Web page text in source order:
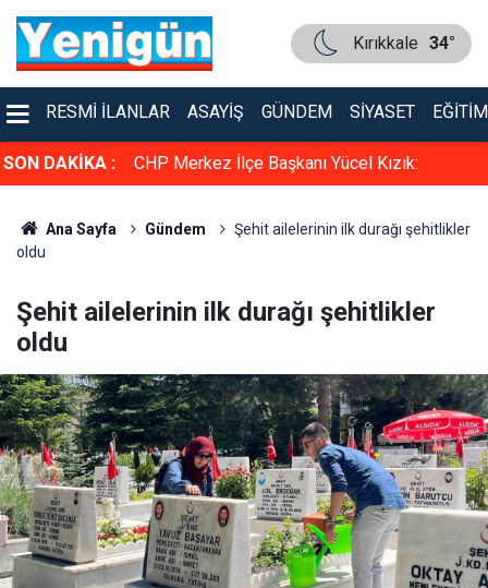
Kırıkkale 34°
RESMI İLANLAR ASAYIŞ GÜNDEM SIYASET EĞITIM
SON DAKİKA :
Mavi CHP Merkez İlçe Başkanı Yücel Kızık:
Ana Sayfa Gündem
Şehit ailelerinin ilk durağı şehitlikler
oldu
Şehit ailelerinin ilk durağı şehitlikler
oldu